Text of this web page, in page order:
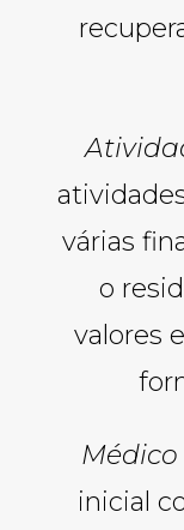
várias
o
valores
inicial